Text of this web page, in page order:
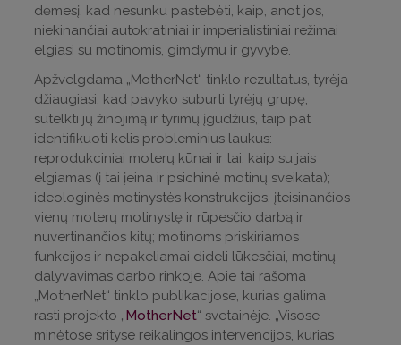
dėmesį, kad nesunku pastebėti, kaip, anot jos,
niekinančiai autokratiniai ir imperialistiniai režimai
elgiasi su motinomis, gimdymu ir gyvybe.
Apžvelgdama „MotherNet“ tinklo rezultatus, tyrėja
džiaugiasi, kad pavyko suburti tyrėjų grupę,
sutelkti jų žinojimą ir tyrimų įgūdžius, taip pat
identifikuoti kelis probleminius laukus:
reprodukciniai moterų kūnai ir tai, kaip su jais
elgiamas (į tai įeina ir psichinė motinų sveikata);
ideologinės motinystės konstrukcijos, įteisinančios
vienų moterų motinystę ir rūpesčio darbą ir
nuvertinančios kitų; motinoms priskiriamos
funkcijos ir nepakeliamai dideli lūkesčiai, motinų
dalyvavimas darbo rinkoje. Apie tai rašoma
„MotherNet“ tinklo publikacijose, kurias galima
rasti projekto „MotherNet“ svetainėje. „Visose
minėtose srityse reikalingos intervencijos, kurias